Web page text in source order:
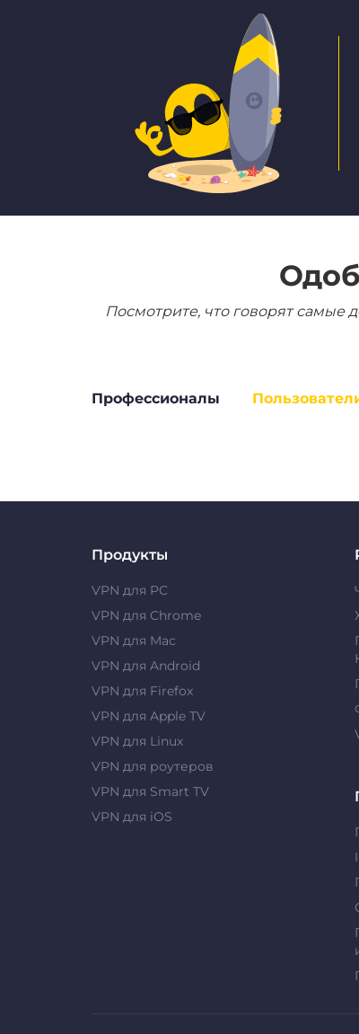
Посмотрите, что говорят самые
Профессионалы
Продукты
VPN для PC
VPN для Chrome
VPN для Mac
VPN для Android
VPN для Firefox
VPN для Apple TV
VPN для Linux
VPN для роутеров
VPN для Smart TV
VPN для iOS